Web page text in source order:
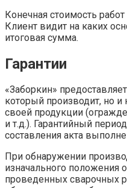
Конечная стоимость работ
Клиент видит на каких
итоговая сумма.
Гарантии
«Заборкин»
который производит, но и
своей продукции
и т.д.). Гарантийный
составления акта
При обнаружении
изначального положения
проведенных сварочных